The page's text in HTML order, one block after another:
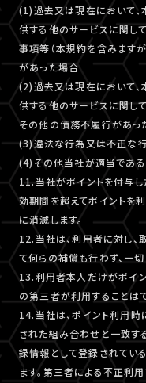
(1)過去又は現在において、
供する他のサービスに関し
事項等（本規約を含みます
があった場合
(2)過去又は現在において、
供する他のサービスに関し
その他の債務不履行があっ
(3)違法な行為又は不正な
(4)その他当社が適当であ
11.当社がポイントを付与
効期間を超えてポイントを
に消滅します。
12.当社は、利用者に対し、
て何らの補償も行わず、一
13.利用者本人だけがポイ
の第三者が利用することは
14.当社は、ポイント利用
された組み合わせと一致す
録情報として登録されてい
ます。第三者による不正利